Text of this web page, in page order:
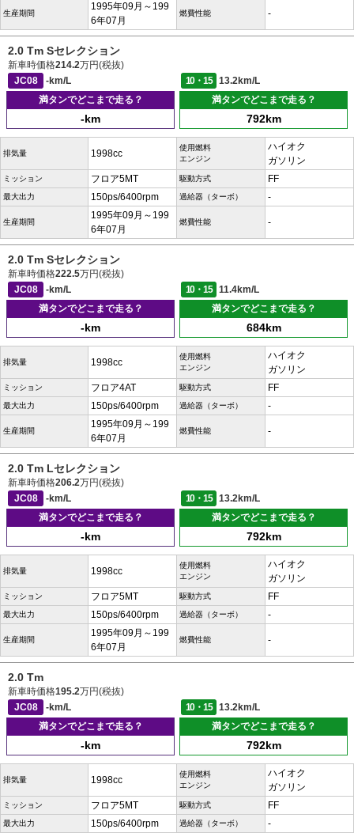
生産期間
1995年09月～199
6年07月
燃費性能 -
2.0 Tm Sセレクション
新車時価格214.2万円(税抜)
JC08
-km/L 10・15
13.2km/L
満タンでどこまで走る？
-km
満タンでどこまで走る？
792km
排気量 1998cc
使用燃料
エンジン
ハイオク
ガソリン
ミッション フロア5MT 駆動方式 FF
最大出力 150ps/6400rpm 過給器（ターボ） -
生産期間
1995年09月～199
6年07月
燃費性能 -
2.0 Tm Sセレクション
新車時価格222.5万円(税抜)
JC08
-km/L 10・15
11.4km/L
満タンでどこまで走る？
-km
満タンでどこまで走る？
684km
排気量 1998cc
使用燃料
エンジン
ハイオク
ガソリン
ミッション フロア4AT 駆動方式 FF
最大出力 150ps/6400rpm 過給器（ターボ） -
生産期間
1995年09月～199
6年07月
燃費性能 -
2.0 Tm Lセレクション
新車時価格206.2万円(税抜)
JC08
-km/L 10・15
13.2km/L
満タンでどこまで走る？
-km
満タンでどこまで走る？
792km
排気量 1998cc
使用燃料
エンジン
ハイオク
ガソリン
ミッション フロア5MT 駆動方式 FF
最大出力 150ps/6400rpm 過給器（ターボ） -
生産期間
1995年09月～199
6年07月
燃費性能 -
2.0 Tm
新車時価格195.2万円(税抜)
JC08
-km/L 10・15
13.2km/L
満タンでどこまで走る？
-km
満タンでどこまで走る？
792km
排気量 1998cc
使用燃料
エンジン
ハイオク
ガソリン
ミッション フロア5MT 駆動方式 FF
最大出力 150ps/6400rpm 過給器（ターボ） -